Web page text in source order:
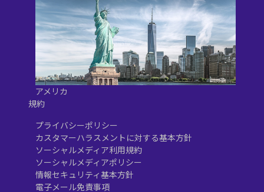
アメリカ
規約
プライバシーポリシー
カスタマーハラスメントに対する基本方針
ソーシャルメディア利用規約
ソーシャルメディアポリシー
情報セキュリティ基本方針
電子メール免責事項